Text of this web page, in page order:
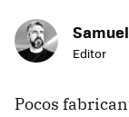
Editor
Pocos